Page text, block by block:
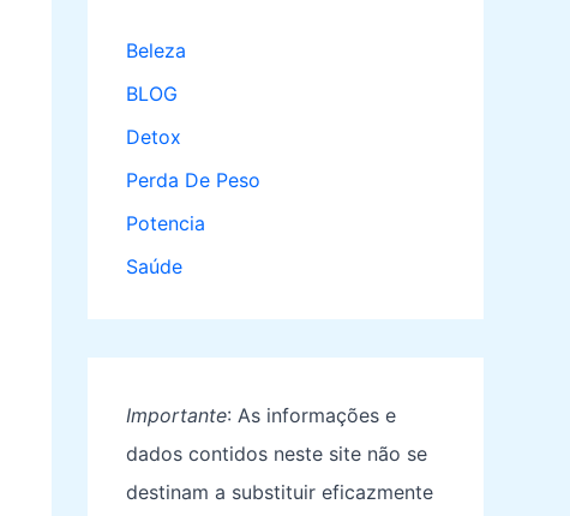
Beleza
BLOG
Detox
Perda De Peso
Potencia
Saúde
Importante: As informações e
dados contidos neste site não se
destinam a substituir eficazmente